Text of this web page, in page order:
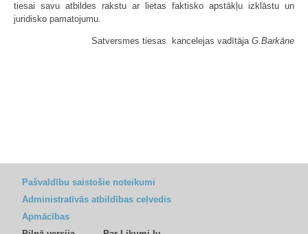
tiesai savu atbildes rakstu ar lietas faktisko apstākļu izklāstu un
juridisko pamatojumu.
Satversmes tiesas kancelejas vadītāja G.Barkāne
Pašvaldību saistošie noteikumi
Administratīvās atbildības ceļvedis
Apmācības